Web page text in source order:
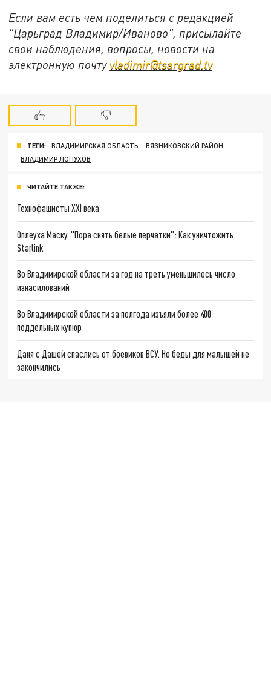
Если вам есть чем поделиться с редакцией
"Царьград Владимир/Иваново", присылайте
свои наблюдения, вопросы, новости на
электронную почту vladimir@tsargrad.tv
ТЕГИ: ВЛАДИМИРСКАЯ ОБЛАСТЬ
ВЯЗНИКОВСКИЙ РАЙОН
ВЛАДИМИР ЛОПУХОВ
ЧИТАЙТЕ ТАКЖЕ:
Технофашисты XXI века
Оплеуха Маску. "Пора снять белые перчатки": Как уничтожить
Starlink
Во Владимирской области за год на треть уменьшилось число
изнасилований
Во Владимирской области за полгода изъяли более 400
поддельных купюр
Даня с Дашей спаслись от боевиков ВСУ. Но беды для малышей не
закончились